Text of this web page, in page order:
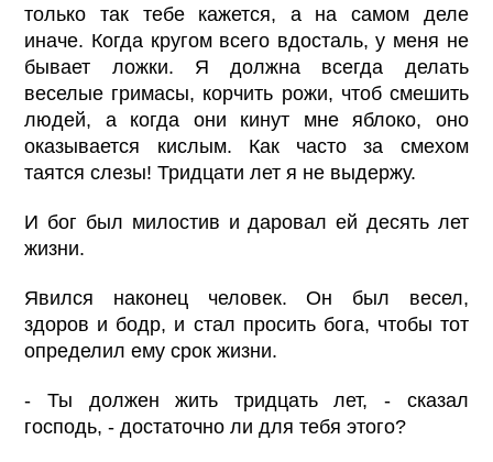
только так тебе кажется, а на самом деле
иначе. Когда кругом всего вдосталь, у меня не
бывает ложки. Я должна всегда делать
веселые гримасы, корчить рожи, чтоб смешить
людей, а когда они кинут мне яблоко, оно
оказывается кислым. Как часто за смехом
таятся слезы! Тридцати лет я не выдержу.
И бог был милостив и даровал ей десять лет
жизни.
Явился наконец человек. Он был весел,
здоров и бодр, и стал просить бога, чтобы тот
определил ему срок жизни.
- Ты должен жить тридцать лет, - сказал
господь, - достаточно ли для тебя этого?